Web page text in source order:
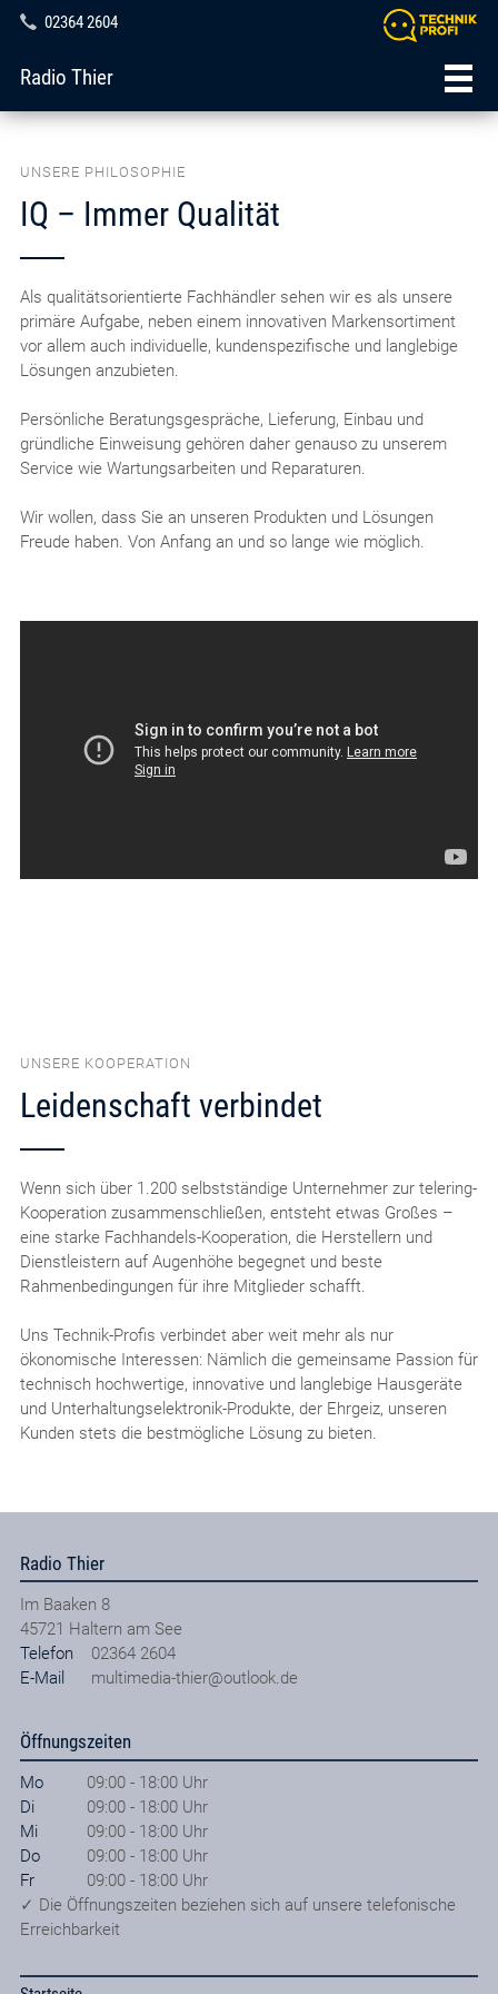
02364 2604
Radio Thier
UNSERE PHILOSOPHIE
IQ – Immer Qualität
Als qualitätsorientierte Fachhändler sehen wir es als unsere
primäre Aufgabe, neben einem innovativen Markensortiment
vor allem auch individuelle, kundenspezifische und langlebige
Lösungen anzubieten.
Persönliche Beratungsgespräche, Lieferung, Einbau und
gründliche Einweisung gehören daher genauso zu unserem
Service wie Wartungsarbeiten und Reparaturen.
Wir wollen, dass Sie an unseren Produkten und Lösungen
Freude haben. Von Anfang an und so lange wie möglich.
UNSERE KOOPERATION
Leidenschaft verbindet
Wenn sich über 1.200 selbstständige Unternehmer zur telering-
Kooperation zusammenschließen, entsteht etwas Großes –
eine starke Fachhandels-Kooperation, die Herstellern und
Dienstleistern auf Augenhöhe begegnet und beste
Rahmenbedingungen für ihre Mitglieder schafft.
Uns Technik-Profis verbindet aber weit mehr als nur
ökonomische Interessen: Nämlich die gemeinsame Passion für
technisch hochwertige, innovative und langlebige Hausgeräte
und Unterhaltungselektronik-Produkte, der Ehrgeiz, unseren
Kunden stets die bestmögliche Lösung zu bieten.
Radio Thier
Im Baaken 8
45721 Haltern am See
Telefon
02364 2604
E-Mail
multimedia-thier@outlook.de
Öffnungszeiten
Mo
09:00 - 18:00 Uhr
Di
09:00 - 18:00 Uhr
Mi
09:00 - 18:00 Uhr
Do
09:00 - 18:00 Uhr
Fr
09:00 - 18:00 Uhr
✓ Die Öffnungszeiten beziehen sich auf unsere telefonische
Erreichbarkeit